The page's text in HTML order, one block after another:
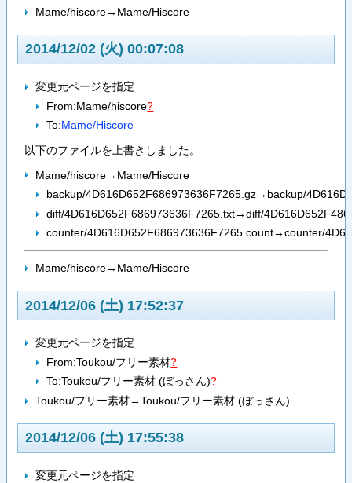
Mame/hiscore→Mame/Hiscore
2014/12/02 (火) 00:07:08
変更元ページを指定
From:Mame/hiscore?
To:Mame/Hiscore
以下のファイルを上書きしました。
Mame/hiscore→Mame/Hiscore
backup/4D616D652F686973636F7265.gz→backup/
diff/4D616D652F686973636F7265.txt→diff/
counter/4D616D652F686973636F7265.count→counter/
Mame/hiscore→Mame/Hiscore
2014/12/06 (土) 17:52:37
変更元ページを指定
From:Toukou/フリー素材?
To:Toukou/フリー素材 (ぼっさん)?
Toukou/フリー素材→Toukou/フリー素材 (ぼっさん)
2014/12/06 (土) 17:55:38
変更元ページを指定